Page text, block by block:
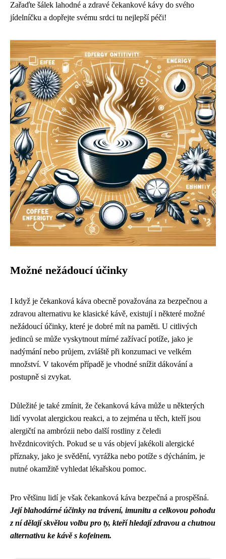
Zařaďte šálek lahodné a zdravé čekankové kávy do svého
jídelníčku a dopřejte svému srdci tu nejlepší péči!
Možné nežádoucí účinky
I když je čekanková káva obecně považována za bezpečnou a
zdravou alternativu ke klasické kávě, existují i ​​některé možné
nežádoucí účinky, které je dobré mít na paměti. U citlivých
jedinců se může vyskytnout mírné zažívací potíže, jako je
nadýmání nebo průjem, zvláště při konzumaci ve velkém
množství. V takovém případě je vhodné snížit dákování a
postupně si zvykat.
Důležité je také zmínit, že čekanková káva může u některých
lidí vyvolat alergickou reakci, a to zejména u těch, kteří jsou
alergičtí na ambrózii nebo další rostliny z čeledi
hvězdnicovitých. Pokud se u vás objeví jakékoli alergické
příznaky, jako je svědění, vyrážka nebo potíže s dýcháním, je
nutné okamžitě vyhledat lékařskou pomoc.
Pro většinu lidí je však čekanková káva bezpečná a prospěšná.
Její blahodárné účinky na trávení, imunitu a celkovou pohodu
z ní dělají skvělou volbu pro ty, kteří hledají zdravou a chutnou
alternativu ke kávě s kofeinem.